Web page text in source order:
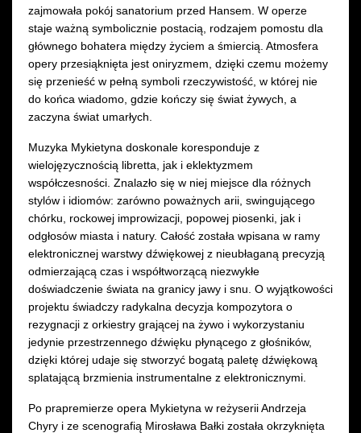
zajmowała pokój sanatorium przed Hansem. W operze
staje ważną symbolicznie postacią, rodzajem pomostu dla
głównego bohatera między życiem a śmiercią. Atmosfera
opery przesiąknięta jest oniryzmem, dzięki czemu możemy
się przenieść w pełną symboli rzeczywistość, w której nie
do końca wiadomo, gdzie kończy się świat żywych, a
zaczyna świat umarłych.
Muzyka Mykietyna doskonale koresponduje z
wielojęzycznością libretta, jak i eklektyzmem
współczesności. Znalazło się w niej miejsce dla różnych
stylów i idiomów: zarówno poważnych arii, swingującego
chórku, rockowej improwizacji, popowej piosenki, jak i
odgłosów miasta i natury. Całość została wpisana w ramy
elektronicznej warstwy dźwiękowej z nieubłaganą precyzją
odmierzającą czas i współtworzącą niezwykłe
doświadczenie świata na granicy jawy i snu. O wyjątkowości
projektu świadczy radykalna decyzja kompozytora o
rezygnacji z orkiestry grającej na żywo i wykorzystaniu
jedynie przestrzennego dźwięku płynącego z głośników,
dzięki której udaje się stworzyć bogatą paletę dźwiękową
splatającą brzmienia instrumentalne z elektronicznymi.
Po prapremierze opera Mykietyna w reżyserii Andrzeja
Chyry i ze scenografią Mirosława Bałki została okrzyknięta